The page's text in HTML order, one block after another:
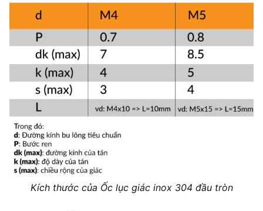
Kích thước của Ốc lục giác inox 304 đầu tròn